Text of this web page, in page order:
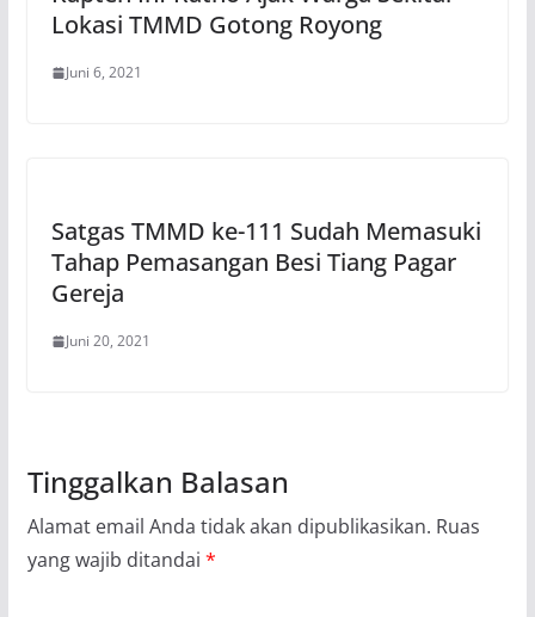
Lokasi TMMD Gotong Royong
Juni 6, 2021
Satgas TMMD ke-111 Sudah Memasuki
Tahap Pemasangan Besi Tiang Pagar
Gereja
Juni 20, 2021
Tinggalkan Balasan
Alamat email Anda tidak akan dipublikasikan. Ruas
yang wajib ditandai *